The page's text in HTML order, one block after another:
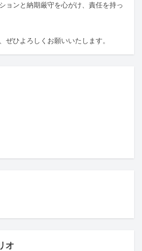
ョンと納期厳守を心がけ、責任を持っ
ぜひよろしくお願いいたします。
オ